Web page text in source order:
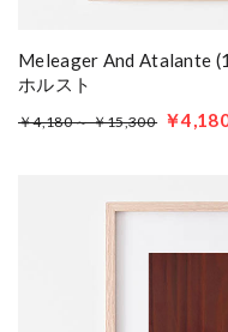
Meleager And Atalante
ホルスト
￥4,180 ～ ￥15,300 ￥